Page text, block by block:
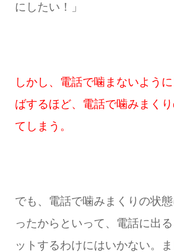
にしたい！」
しかし、電話で噛まないよう
ばするほど、電話で噛みまく
てしまう。
でも、電話で噛みまくりの状
ったからといって、電話に出
ットするわけにはいかない。